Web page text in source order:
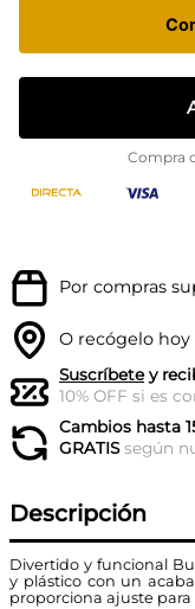
Compra
Por compras
O recógelo
Suscríbetey
10% OFF si es
Cambios hasta
GRATISsegún
Descripción
Divertido y funcional
y plástico con un
proporciona ajuste para